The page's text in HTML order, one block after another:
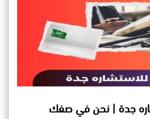
جدة | نحن في صفك